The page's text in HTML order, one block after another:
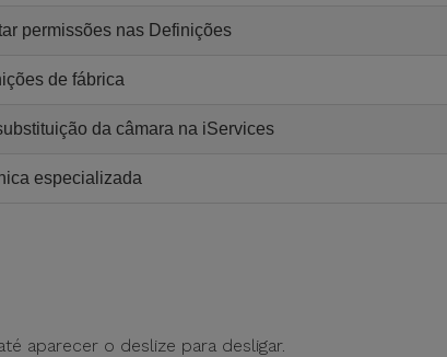
permissões nas Definições
de fábrica
da câmara na iServices
especializada
aparecer o deslize para desligar.